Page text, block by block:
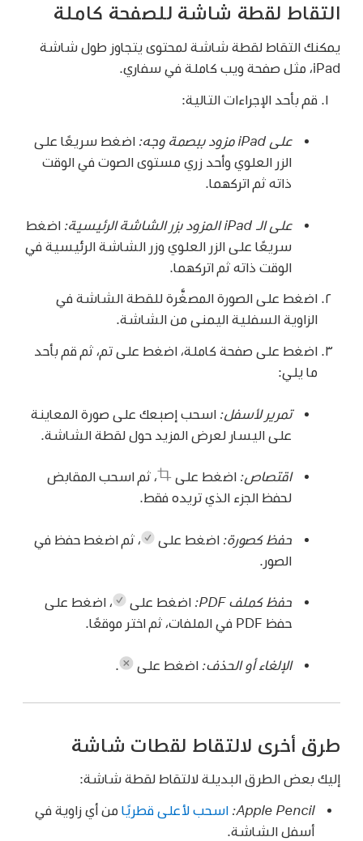
التقاط لقطة شاشة للصفحة كاملة
يمكنك التقاط لقطة شاشة لمحتوى يتجاوز طول شاشة
iPad، مثل صفحة ويب كاملة في سفاري.
قم بأحد الإجراءات التالية:
على iPad مزود ببصمة وجه:
اضغط سريعًا على
الزر العلوي وأحد زري مستوى الصوت في الوقت
ذاته ثم اتركهما.
على الـ iPad المزود بزر الشاشة الرئيسية:
اضغط
سريعًا على الزر العلوي وزر الشاشة الرئيسية في
الوقت ذاته ثم اتركهما.
اضغط على الصورة المصغَّرة للقطة الشاشة في
الزاوية السفلية اليمنى من الشاشة.
اضغط على صفحة كاملة، اضغط على تم، ثم قم بأحد
ما يلي:
تمرير لأسفل:اسحب إصبعك على صورة المعاينة
على اليسار لعرض المزيد حول لقطة الشاشة.
اقتصاص:اضغط على ، ثم اسحب المقابض
لحفظ الجزء الذي تريده فقط.
حفظ كصورة:اضغط على ،ثم اضغط حفظ في
الصور.
حفظ كملف PDF: اضغط على ،اضغط على
حفظ PDF في الملفات، ثم اختر موقعًا.
الإلغاء أو الحذف:اضغط على
طرق أخرى لالتقاط لقطات شاشة
إليك بعض الطرق البديلة لالتقاط لقطة شاشة:
Apple Pencil: اسحب لأعلى قطريًا من أي زاوية في
أسفل الشاشة.